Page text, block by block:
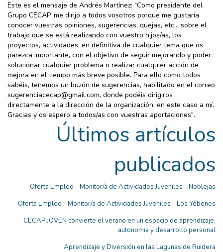
Este es el mensaje de Andrés Martínez: "Como presidente del
Grupo CECAP, me dirijo a todos vosotros porque me gustaría
conocer vuestras opiniones, sugerencias, quejas, etc... sobre el
trabajo que se está realizando con vuestro hijos/as, los
proyectos, actividades, en definitiva de cualquier tema que os
parezca importante, con el objetivo de seguir mejorando y poder
solucionar cualquier problema o realizar cualquier acción de
mejora en el tiempo más breve posible. Para ello como todos
sabéis, tenemos un buzón de sugerencias, habilitado en el correo
sugerenciacecap@gmail.com, donde podéis dirigiros
directamente a la dirección de la organización, en este caso a mí.
Gracias y os espero a todos/as con vuestras aportaciones".
Últimos artículos
publicados
Oferta Empleo - Monitor/a de Actividades Juveniles - Noblejas
Oferta Empleo - Monitor/a de Actividades Juveniles - Los Yébenes
CECAP JOVEN convierte el verano en un espacio de aprendizaje,
autonomía y desarrollo personal
Aprendizaje y Diversión en las Lagunas de Ruidera